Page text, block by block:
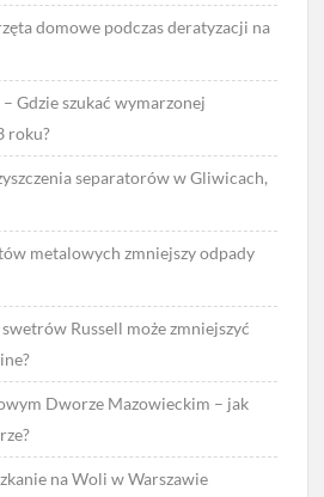
domowe podczas deratyzacji na
Gdzie szukać wymarzonej
roku?
separatorów w Gliwicach,
metalowych zmniejszy odpady
Russell może zmniejszyć
Dworze Mazowieckim – jak
na Woli w Warszawie